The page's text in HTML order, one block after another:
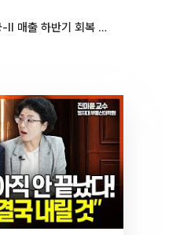
iM "LIG D&A, 천궁-II 매출 하반기 회복 전망…방산 톱픽 유지"